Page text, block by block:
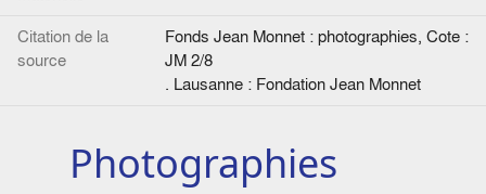
Citation de la
source
Fonds Jean Monnet : photographies, Cote :
JM 2/8
. Lausanne : Fondation Jean Monnet
Photographies